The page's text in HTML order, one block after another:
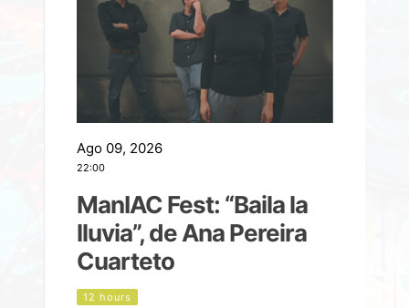
Ago 09, 2026
22:00
ManIAC Fest: “Baila la
lluvia”, de Ana Pereira
Cuarteto
12 hours